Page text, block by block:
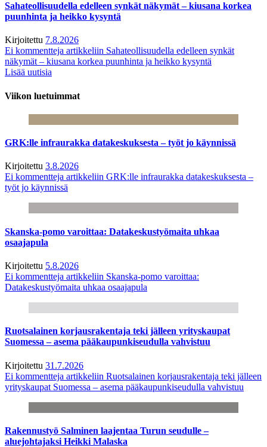
Sahateollisuudella edelleen synkät näkymät – kiusana korkea
puunhinta ja heikko kysyntä
Kirjoitettu 7.8.2026
Ei kommentteja artikkeliin Sahateollisuudella edelleen synkät
näkymät – kiusana korkea puunhinta ja heikko kysyntä
Lisää uutisia
Viikon luetuimmat
GRK:lle infraurakka datakeskuksesta – työt jo käynnissä
Kirjoitettu 3.8.2026
Ei kommentteja artikkeliin GRK:lle infraurakka datakeskuksesta –
työt jo käynnissä
Skanska-pomo varoittaa: Datakeskustyömaita uhkaa
osaajapula
Kirjoitettu 5.8.2026
Ei kommentteja artikkeliin Skanska-pomo varoittaa:
Datakeskustyömaita uhkaa osaajapula
Ruotsalainen korjausrakentaja teki jälleen yrityskaupat
Suomessa – asema pääkaupunkiseudulla vahvistuu
Kirjoitettu 31.7.2026
Ei kommentteja artikkeliin Ruotsalainen korjausrakentaja teki jälleen
yrityskaupat Suomessa – asema pääkaupunkiseudulla vahvistuu
Rakennustyö Salminen laajentaa Turun seudulle –
aluejohtajaksi Heikki Malaska